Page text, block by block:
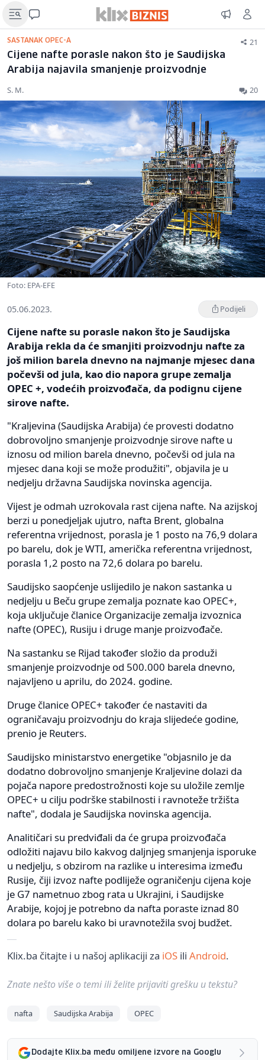
SASTANAK OPEC-A 21
Cijene nafte porasle nakon što je Saudijska
Arabija najavila smanjenje proizvodnje
S. M. 20
Foto: EPA-EFE
05.06.2023. Podijeli
Cijene nafte su porasle nakon što je Saudijska
Arabija rekla da će smanjiti proizvodnju nafte za
još milion barela dnevno na najmanje mjesec dana
počevši od jula, kao dio napora grupe zemalja
OPEC +, vodećih proizvođača, da podignu cijene
sirove nafte.
"Kraljevina (Saudijska Arabija) će provesti dodatno
dobrovoljno smanjenje proizvodnje sirove nafte u
iznosu od milion barela dnevno, počevši od jula na
mjesec dana koji se može produžiti", objavila je u
nedjelju državna Saudijska novinska agencija.
Vijest je odmah uzrokovala rast cijena nafte. Na azijskoj
berzi u ponedjeljak ujutro, nafta Brent, globalna
referentna vrijednost, porasla je 1 posto na 76,9 dolara
po barelu, dok je WTI, američka referentna vrijednost,
porasla 1,2 posto na 72,6 dolara po barelu.
Saudijsko saopćenje uslijedilo je nakon sastanka u
nedjelju u Beču grupe zemalja poznate kao OPEC+,
koja uključuje članice Organizacije zemalja izvoznica
nafte (OPEC), Rusiju i druge manje proizvođače.
Na sastanku se Rijad također složio da produži
smanjenje proizvodnje od 500.000 barela dnevno,
najavljeno u aprilu, do 2024. godine.
Druge članice OPEC+ također će nastaviti da
ograničavaju proizvodnju do kraja slijedeće godine,
prenio je Reuters.
Saudijsko ministarstvo energetike "objasnilo je da
dodatno dobrovoljno smanjenje Kraljevine dolazi da
pojača napore predostrožnosti koje su uložile zemlje
OPEC+ u cilju podrške stabilnosti i ravnoteže tržišta
nafte", dodala je Saudijska novinska agencija.
Analitičari su predviđali da će grupa proizvođača
odložiti najavu bilo kakvog daljnjeg smanjenja isporuke
u nedjelju, s obzirom na razlike u interesima između
Rusije, čiji izvoz nafte podliježe ograničenju cijena koje
je G7 nametnuo zbog rata u Ukrajini, i Saudijske
Arabije, kojoj je potrebno da nafta poraste iznad 80
dolara po barelu kako bi uravnotežila svoj budžet.
Klix.ba čitajte i u našoj aplikaciji za iOS ili Android.
Znate nešto više o temi ili želite prijaviti grešku u tekstu?
nafta Saudijska Arabija OPEC
Dodajte Klix.ba među omiljene izvore na Googlu